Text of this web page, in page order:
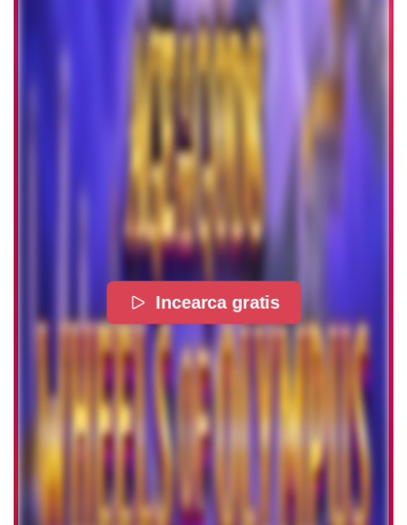
Incearca gratis